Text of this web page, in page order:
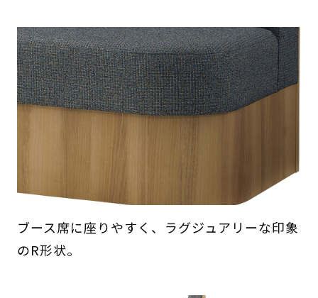
ブース席に座りやすく、ラグジュアリーな印象
のR形状。